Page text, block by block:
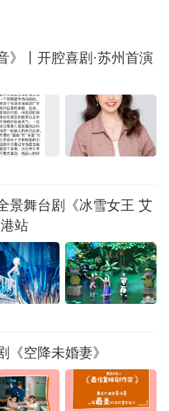
》丨开腔喜剧·苏州首演
景舞台剧《冰雪女王 艾
站
《空降未婚妻》